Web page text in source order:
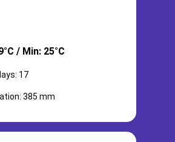
/ Min: 25°C
17
385 mm